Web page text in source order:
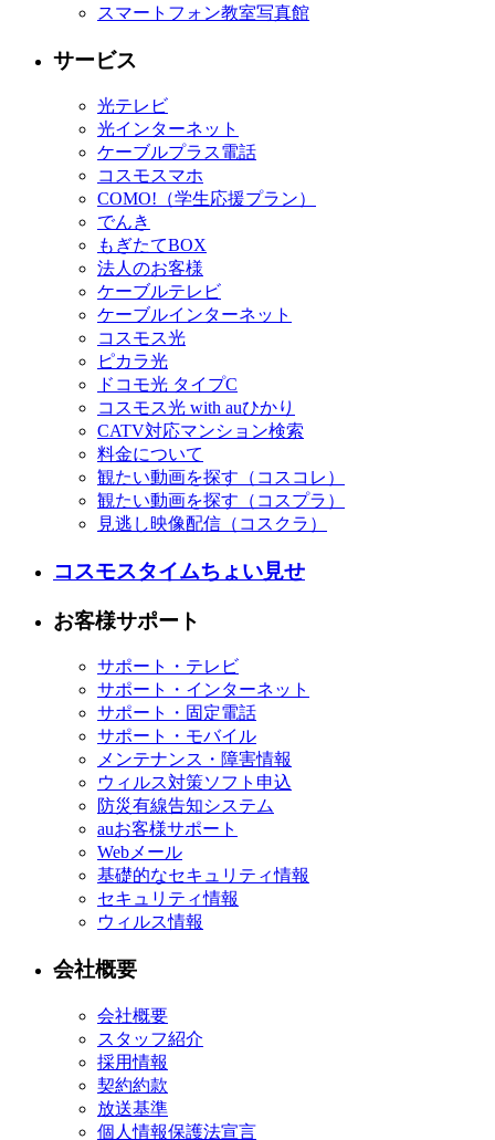
スマートフォン教室写真館
サービス
光テレビ
光インターネット
ケーブルプラス電話
コスモスマホ
COMO!（学生応援プラン）
でんき
もぎたてBOX
法人のお客様
ケーブルテレビ
ケーブルインターネット
コスモス光
ピカラ光
ドコモ光 タイプC
コスモス光 with auひかり
CATV対応マンション検索
料金について
観たい動画を探す（コスコレ）
観たい動画を探す（コスプラ）
見逃し映像配信（コスクラ）
コスモスタイムちょい見せ
お客様サポート
サポート・テレビ
サポート・インターネット
サポート・固定電話
サポート・モバイル
メンテナンス・障害情報
ウィルス対策ソフト申込
防災有線告知システム
auお客様サポート
Webメール
基礎的なセキュリティ情報
セキュリティ情報
ウィルス情報
会社概要
会社概要
スタッフ紹介
採用情報
契約約款
放送基準
個人情報保護法宣言